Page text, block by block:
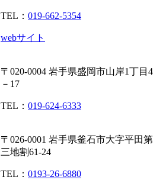
TEL： 019-662-5354
webサイト
〒020-0004 岩手県盛岡市山岸1丁目4
－17
TEL： 019-624-6333
〒026-0001 岩手県釜石市大字平田第
三地割61-24
TEL： 0193-26-6880